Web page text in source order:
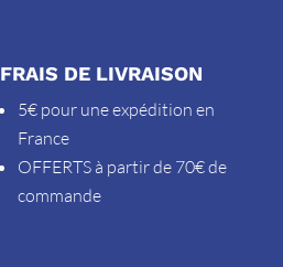
FRAIS DE LIVRAISON
5€ pour une expédition en
France
OFFERTS à partir de 70€ de
commande